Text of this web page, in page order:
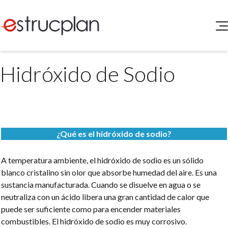
SERVICIOS
Legislación
Buscador de Legislación
Matriz Premium
Matriz Profesional
Hidróxido de Sodio
¿Qué es el hidróxido de sodio?
A temperatura ambiente, el hidróxido de sodio es un sólido
blanco cristalino sin olor que absorbe humedad del aire. Es una
sustancia manufacturada. Cuando se disuelve en agua o se
neutraliza con un ácido libera una gran cantidad de calor que
puede ser suficiente como para encender materiales
combustibles. El hidróxido de sodio es muy corrosivo.